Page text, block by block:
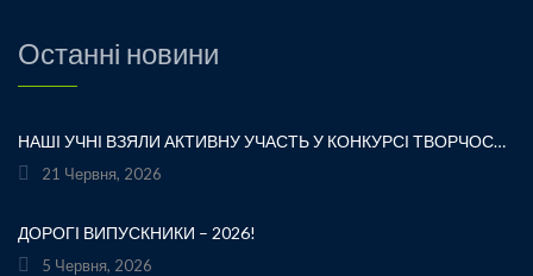
Останні новини
НАШІ УЧНІ ВЗЯЛИ АКТИВНУ УЧАСТЬ У КОНКУРСІ ТВОРЧОСТІ ЛЕСІ УКРАЇНКИ «ХТО ЛЮБИТЬ УКРАЇНСЬКЕ СЛОВО» ТА БУЛИ ВІДЗНАЧЕНІ ПОДЯКАМИ ЗА СВОЮ СТАРАННІСТЬ, ТВОРЧІСТЬ І ЛЮБОВ ДО РІДНОГО СЛОВА.УРОЧИСТЕ ВРУЧЕННЯ НАГОРОД ВІДБУЛОСЯ ПІД ЧАС ФЕСТИВАЛЮ «УКРАЇНКА FEST» НА МАЛЬОВНИЧОМУ БЕРЕЗІ ЯВОРІВСЬКОГО МОРЯ. ЦЕ БУЛА ЧУДОВА НАГОДА ЩЕ РАЗ ДОТОРКНУТИСЯ ДО ТВОРЧОЇ СПАДЩИНИ ВЕЛИКОЇ УКРАЇНСЬКОЇ ПОЕТЕСИ, ВІДЧУТИ СИЛУ УКРАЇНСЬКОГО СЛОВА ТА ГОРДІСТЬ ЗА НАШИХ ТАЛАНОВИТИХ ДІТЕЙ.ВІТАЄМО УЧАСНИКІВ І БАЖАЄМО ЇМ НОВИХ ТВОРЧИХ ЗВЕРШЕНЬ!«НІ! Я ЖИВА! Я БУДУ ВІЧНО ЖИТИ! Я В СЕРЦІ МАЮ ТЕ, ЩО НЕ ВМИРАЄ». — ЛЕСЯ УКРАЇНКА
21 Червня, 2026
ДОРОГІ ВИПУСКНИКИ – 2026!
5 Червня, 2026